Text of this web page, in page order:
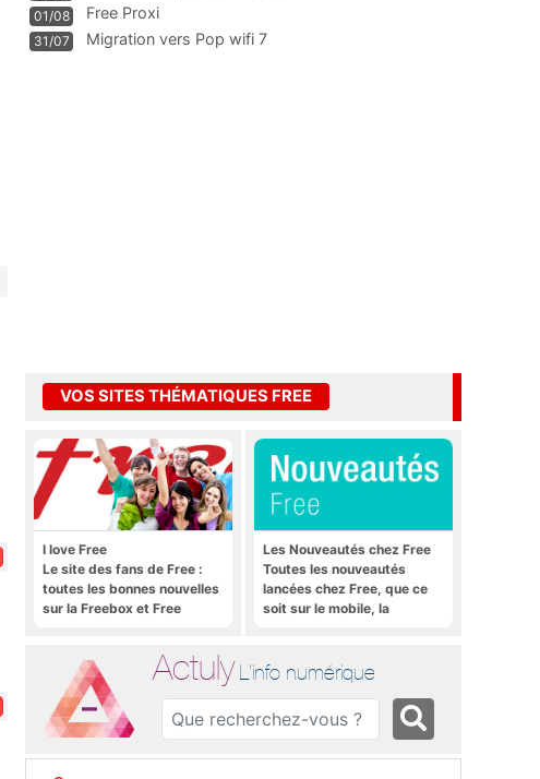
01/08 Free Proxi
31/07 Migration vers Pop wifi 7
VOS SITES THÉMATIQUES FREE
I love Free
Le site des fans de Free :
toutes les bonnes nouvelles
sur la Freebox et Free
Les Nouveautés chez Free
Toutes les nouveautés
lancées chez Free, que ce
soit sur le mobile, la
Actuly L'info numérique